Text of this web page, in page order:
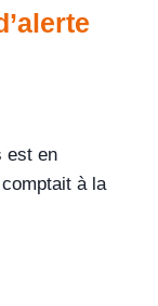
est en
à la